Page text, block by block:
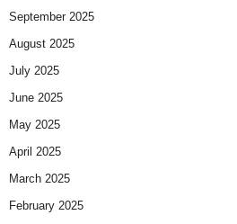
September 2025
August 2025
July 2025
June 2025
May 2025
April 2025
March 2025
February 2025